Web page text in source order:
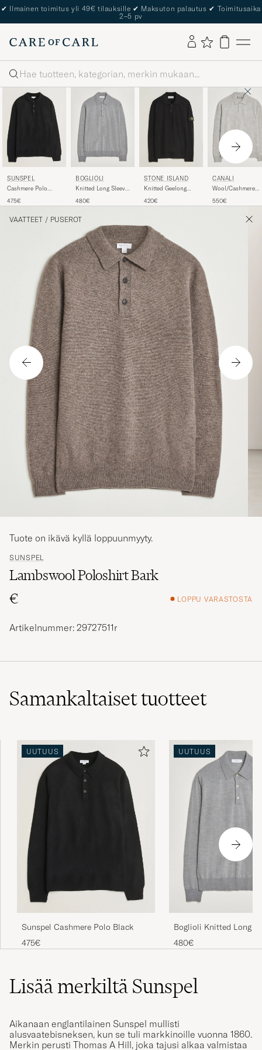
✔ Ilmainen toimitus yli 49€ tilauksille ✔ Maksuton palautus ✔ Toimitusaika
2–5 pv
Haku
SUNSPEL
Cashmere Polo
475€
BOGLIOLI
Knitted Long Sleeve
480€
STONE ISLAND
Knitted Geelong
420€
CANALI
Wool/Cashmere
Light Grey
550€
VAATTEET / PUSEROT
SUNSPEL
Lambswool Poloshirt Bark
€
LOPPU VARASTOSTA
Tuote on ikävä kyllä loppuunmyyty.
Artikelnummer: 29727511r
Samankaltaisettuotteet
UUTUUS
Sunspel Cashmere Polo Black
475€
UUTUUS
Boglioli Knitted Long
Light Grey
480€
Lisää merkiltä Sunspel
Aikanaan englantilainen Sunspel mullisti
alusvaatebisneksen, kun se tuli markkinoille vuonna 1860.
Merkin perusti Thomas A Hill, joka tajusi alkaa valmistaa